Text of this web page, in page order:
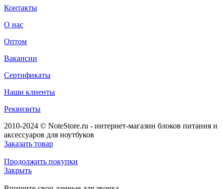
Контакты
О нас
Оптом
Вакансии
Сертификаты
Наши клиенты
Реквизиты
2010-2024 © NoteStore.ru - интернет-магазин блоков питания и
аксессуаров для ноутбуков
Заказать товар
Продолжить покупки
Закрыть